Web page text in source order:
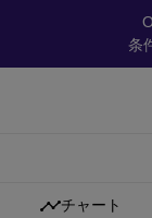
条
チャート